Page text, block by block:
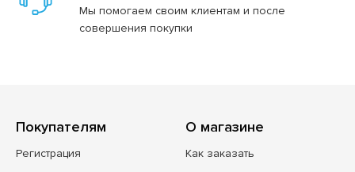
Мы помогаем своим клиентам и после
совершения покупки
Покупателям
Регистрация
О магазине
Как заказать